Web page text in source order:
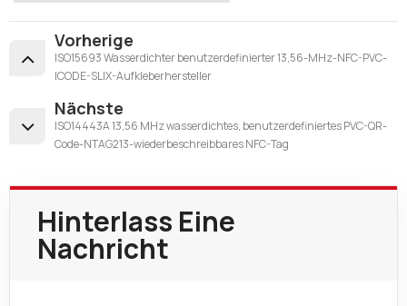
Vorherige
ISO15693 Wasserdichter benutzerdefinierter 13,56-MHz-NFC-PVC-
ICODE-SLIX-Aufkleberhersteller
Nächste
ISO14443A 13,56 MHz wasserdichtes, benutzerdefiniertes PVC-QR-
Code-NTAG213-wiederbeschreibbares NFC-Tag
Hinterlass Eine
Nachricht